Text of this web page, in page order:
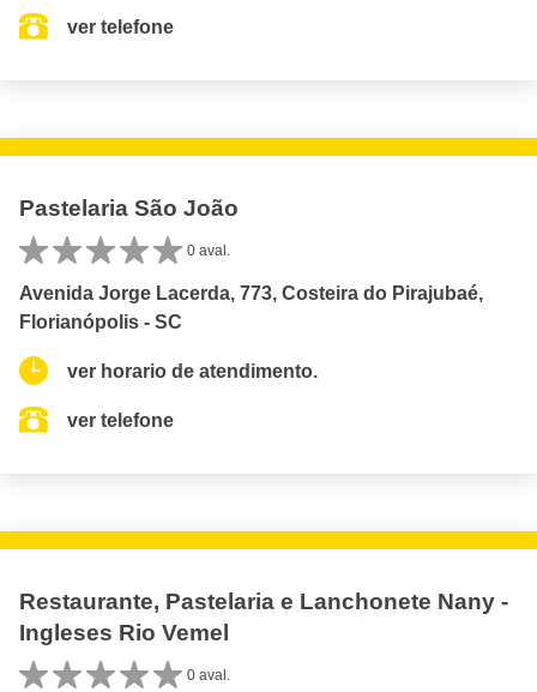
ver telefone
Pastelaria São João
0 aval.
Avenida Jorge Lacerda, 773, Costeira do Pirajubaé,
Florianópolis - SC
ver horario de atendimento.
ver telefone
Restaurante, Pastelaria e Lanchonete Nany -
Ingleses Rio Vemel
0 aval.